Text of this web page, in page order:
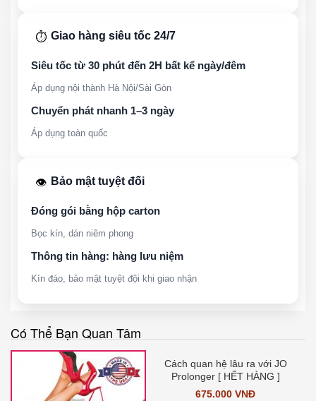
⏱️ Giao hàng siêu tốc 24/7
Siêu tốc từ 30 phút đến 2H bất kể ngày/đêm
Áp dụng nội thành Hà Nội/Sài Gòn
Chuyển phát nhanh 1–3 ngày
Áp dụng toàn quốc
👁️ Bảo mật tuyệt đối
Đóng gói bằng hộp carton
Bọc kín, dán niêm phong
Thông tin hàng: hàng lưu niệm
Kín đáo, bảo mật tuyệt đội khi giao nhận
Có Thể Bạn Quan Tâm
Cách quan hệ lâu ra với JO
Prolonger [ HẾT HÀNG ]
675.000 VNĐ